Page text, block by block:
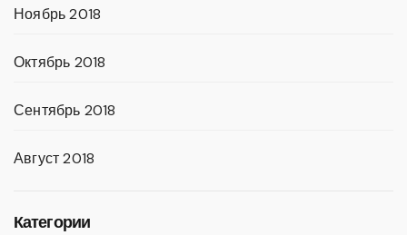
Ноябрь 2018
Октябрь 2018
Сентябрь 2018
Август 2018
Категории